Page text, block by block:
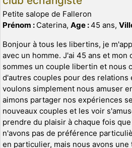
Petite salope de Falleron
Prénom : Caterina, Age :45 ans,
Bonjour à tous les libertins, je
avec un homme. J'ai 45 ans et mon
sommes un couple libertin et nous
d'autres couples pour des relations
voulons simplement nous amuser
aimons partager nos expériences
nouveaux couples et les voir
prendre du plaisir à chaque fois
n'avons pas de préférence
en particulier, mais nous avons